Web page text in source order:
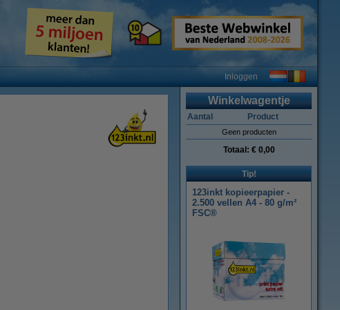
Inloggen
Winkelwagentje
Aantal Product
Geen producten
Totaal: € 0,00
Tip!
123inkt kopieerpapier -
2.500 vellen A4 - 80 g/m²
FSC®